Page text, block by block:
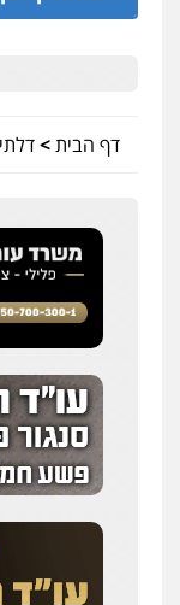
דף הבית>